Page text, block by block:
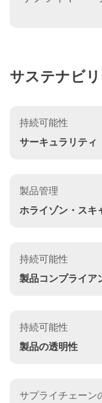
サステナビ
持続可能性
サーキュラリティ
製品管理
ホライゾン・スキ
持続可能性
製品コンプライア
持続可能性
製品の透明性
サプライチェーン